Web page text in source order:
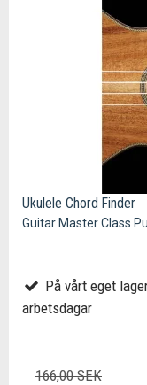
Ukulele Chord Finder
Guitar Master Class
På vårt eget
arbetsdagar
166,00 SEK